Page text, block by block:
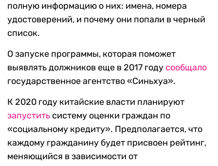
полную информацию о них: имена, номера
удостоверений, и почему они попали в черный
список.
О запуске программы, которая поможет
выявлять должников еще в 2017 году сообщало
государственное агентство «Синьхуа».
К 2020 году китайские власти планируют
запустить систему оценки граждан по
«социальному кредиту». Предполагается, что
каждому гражданину будет присвоен рейтинг,
меняющийся в зависимости от